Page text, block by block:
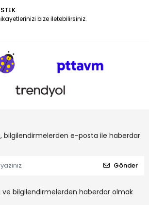
bize iletebilirsiniz.
bilgilendirmelerden e-posta ile haberdar
Gönder
bilgilendirmelerden haberdar olmak